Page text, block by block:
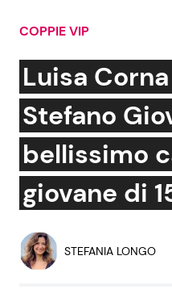
Cerca:
News e Cronaca
Attualità Italiana
Dal Mondo
Economia
Persone Scomparse
COPPIE VIP
Luisa
Stefano
bellissimo
giovane di
STEFANIA LONGO